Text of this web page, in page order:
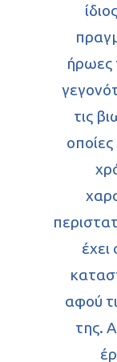
ήρωες
τις
αφού
της.